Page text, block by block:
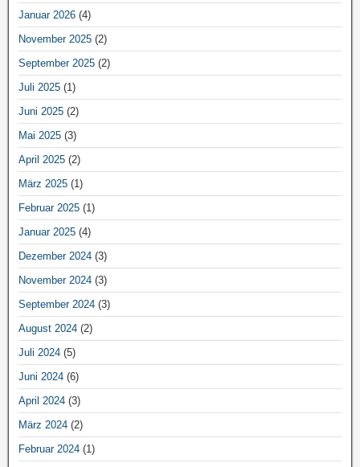
Januar 2026 (4)
November 2025 (2)
September 2025 (2)
Juli 2025 (1)
Juni 2025 (2)
Mai 2025 (3)
April 2025 (2)
März 2025 (1)
Februar 2025 (1)
Januar 2025 (4)
Dezember 2024 (3)
November 2024 (3)
September 2024 (3)
August 2024 (2)
Juli 2024 (5)
Juni 2024 (6)
April 2024 (3)
März 2024 (2)
Februar 2024 (1)